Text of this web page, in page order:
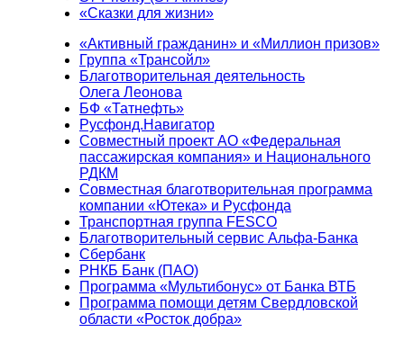
«Сказки для жизни»
«Активный гражданин» и «Миллион призов»
Группа «Трансойл»
Благотворительная деятельность
Олега Леонова
БФ «Татнефть»
Русфонд.Навигатор
Совместный проект АО «Федеральная
пассажирская компания» и Национального
РДКМ
Совместная благотворительная программа
компании «Ютека» и Русфонда
Транспортная группа FESCO
Благотворительный сервис Альфа-Банка
Сбербанк
РНКБ Банк (ПАО)
Программа «Мультибонус» от Банка ВТБ
Программа помощи детям Свердловской
области «Росток добра»